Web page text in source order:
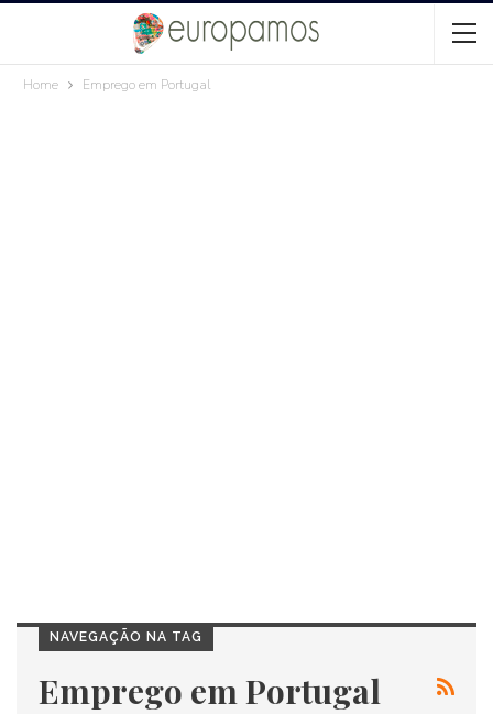
Home Emprego em Portugal
NAVEGAÇÃO NA TAG
Emprego em Portugal